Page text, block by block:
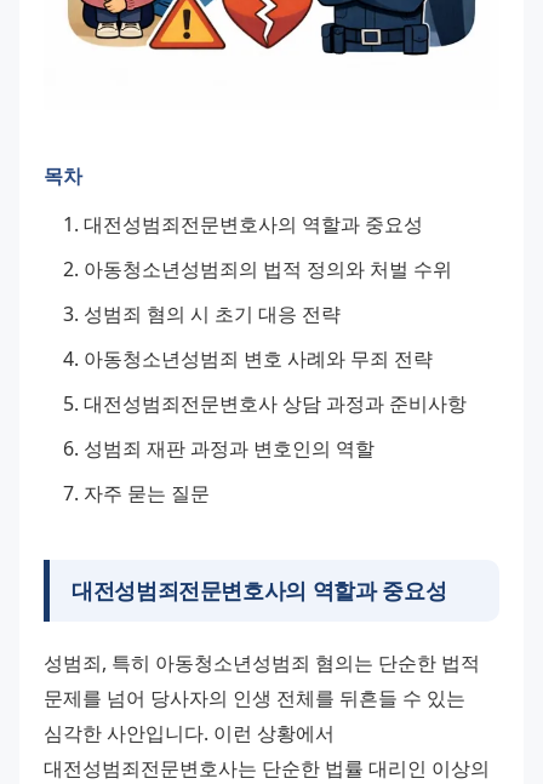
목차
대전성범죄전문변호사의 역할과 중요성
아동청소년성범죄의 법적 정의와 처벌 수위
성범죄 혐의 시 초기 대응 전략
아동청소년성범죄 변호 사례와 무죄 전략
대전성범죄전문변호사 상담 과정과 준비사항
성범죄 재판 과정과 변호인의 역할
자주 묻는 질문
대전성범죄전문변호사의 역할과 중요성
성범죄, 특히 아동청소년성범죄 혐의는 단순한 법적
문제를 넘어 당사자의 인생 전체를 뒤흔들 수 있는
심각한 사안입니다. 이런 상황에서
대전성범죄전문변호사는 단순한 법률 대리인 이상의